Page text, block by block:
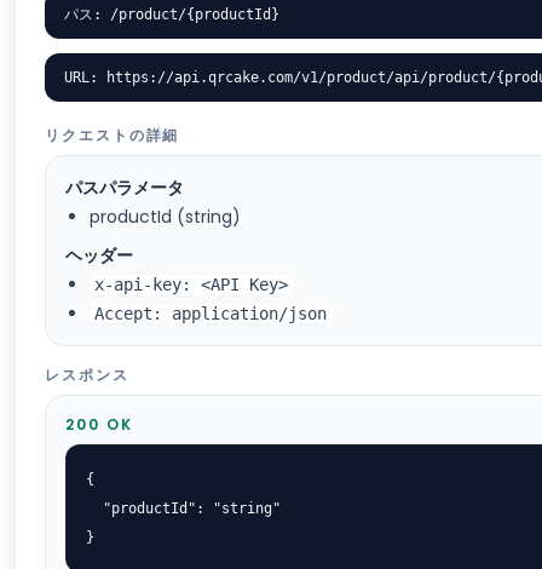
パス: /product/{productId}
URL: https://api.qrcake.com/v1/product/api/product/
リクエストの詳細
パスパラメータ
productId (string)
ヘッダー
x-api-key: <API Key>
Accept: application/json
レスポンス
200 OK
{
  "productId": "string"
}